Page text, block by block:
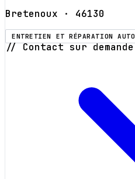
Bretenoux · 46130
ENTRETIEN ET RÉPARATION AUTO
// Contact sur demande